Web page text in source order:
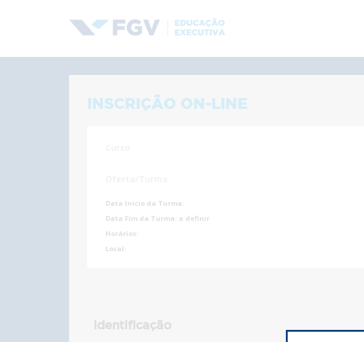
INSCRIÇÃO ON-LINE
Data Início da Turma:
Data Fim da Turma: a definir
Horários:
Local:
Identificação